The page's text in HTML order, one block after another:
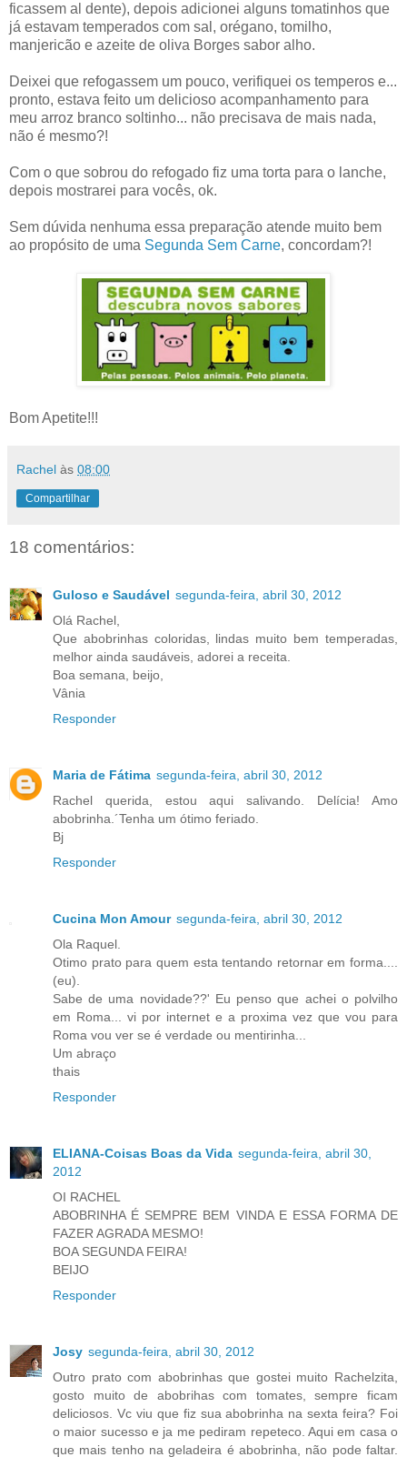
ficassem al dente), depois adicionei alguns tomatinhos que
já estavam temperados com sal, orégano, tomilho,
manjericão e azeite de oliva Borges sabor alho.
Deixei que refogassem um pouco, verifiquei os temperos e...
pronto, estava feito um delicioso acompanhamento para
meu arroz branco soltinho... não precisava de mais nada,
não é mesmo?!
Com o que sobrou do refogado fiz uma torta para o lanche,
depois mostrarei para vocês, ok.
Sem dúvida nenhuma essa preparação atende muito bem
ao propósito de uma Segunda Sem Carne, concordam?!
Bom Apetite!!!
Rachel às 08:00
Compartilhar
18 comentários:
Guloso e Saudável segunda-feira, abril 30, 2012
Olá Rachel,
Que abobrinhas coloridas, lindas muito bem temperadas,
melhor ainda saudáveis, adorei a receita.
Boa semana, beijo,
Vânia
Responder
Maria de Fátima segunda-feira, abril 30, 2012
Rachel querida, estou aqui salivando. Delícia! Amo
abobrinha.´Tenha um ótimo feriado.
Bj
Responder
Cucina Mon Amour segunda-feira, abril 30, 2012
Ola Raquel.
Otimo prato para quem esta tentando retornar em forma....
(eu).
Sabe de uma novidade??' Eu penso que achei o polvilho
em Roma... vi por internet e a proxima vez que vou para
Roma vou ver se é verdade ou mentirinha...
Um abraço
thais
Responder
ELIANA-Coisas Boas da Vida segunda-feira, abril 30,
2012
OI RACHEL
ABOBRINHA É SEMPRE BEM VINDA E ESSA FORMA DE
FAZER AGRADA MESMO!
BOA SEGUNDA FEIRA!
BEIJO
Responder
Josy segunda-feira, abril 30, 2012
Outro prato com abobrinhas que gostei muito Rachelzita,
gosto muito de abobrihas com tomates, sempre ficam
deliciosos. Vc viu que fiz sua abobrinha na sexta feira? Foi
o maior sucesso e ja me pediram repeteco. Aqui em casa o
que mais tenho na geladeira é abobrinha, não pode faltar.